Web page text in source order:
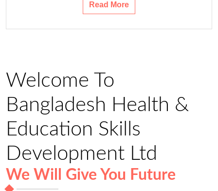
Read More
Welcome To
Bangladesh Health &
Education Skills
Development Ltd
We Will Give You Future